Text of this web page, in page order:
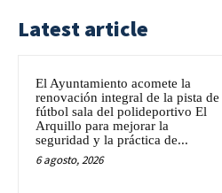
Latest article
El Ayuntamiento acomete la
renovación integral de la pista de
fútbol sala del polideportivo El
Arquillo para mejorar la
seguridad y la práctica de...
6 agosto, 2026